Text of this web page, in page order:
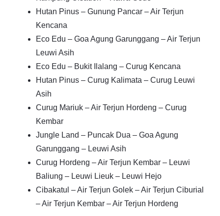
Hutan Pinus – Gunung Pancar – Air Terjun
Kencana
Eco Edu – Goa Agung Garunggang – Air Terjun
Leuwi Asih
Eco Edu – Bukit Ilalang – Curug Kencana
Hutan Pinus – Curug Kalimata – Curug Leuwi
Asih
Curug Mariuk – Air Terjun Hordeng – Curug
Kembar
Jungle Land – Puncak Dua – Goa Agung
Garunggang – Leuwi Asih
Curug Hordeng – Air Terjun Kembar – Leuwi
Baliung – Leuwi Lieuk – Leuwi Hejo
Cibakatul – Air Terjun Golek – Air Terjun Ciburial
– Air Terjun Kembar – Air Terjun Hordeng